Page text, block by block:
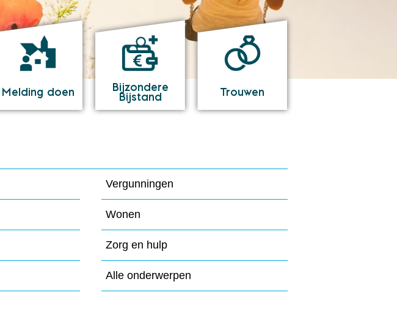
Melding doen Bijzondere
Bijstand Trouwen
Vergunningen
Wonen
Zorg en hulp
Alle onderwerpen